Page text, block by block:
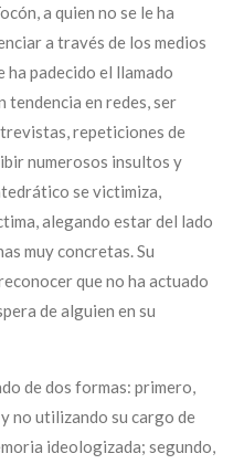
a quien no se le ha
a través de los medios
ha padecido el llamado
en redes, ser
repeticiones de
numerosos insultos y
se victimiza,
alegando estar del lado
muy concretas. Su
que no ha actuado
de alguien en su
de dos formas: primero,
no utilizando su cargo de
ideologizada; segundo,